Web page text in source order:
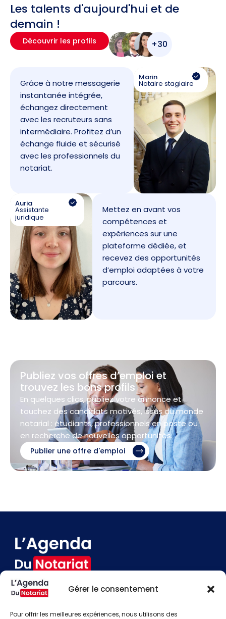
Gérer le consentement
Pour offrir les meilleures expériences, nous utilisons des
Les talents d'aujourd'hui et de
demain !
Découvrir les profils +30
Grâce à notre messagerie
instantanée intégrée,
échangez directement
avec les recruteurs sans
intermédiaire. Profitez d’un
échange fluide et sécurisé
avec les professionnels du
notariat.
Marin
Notaire stagiaire
Auria
Assistante
juridique
Mettez en avant vos
compétences et
expériences sur une
plateforme dédiée, et
recevez des opportunités
d’emploi adaptées à votre
parcours.
Publiez vos offres d’emploi et
trouvez les bons profils
En quelques clics, publiez votre annonce et
touchez des candidats motivés, issus du monde
notarial : étudiants, professionnels en poste ou
en recherche de nouvelles opportunités.
Publier une offre d'emploi
Contact